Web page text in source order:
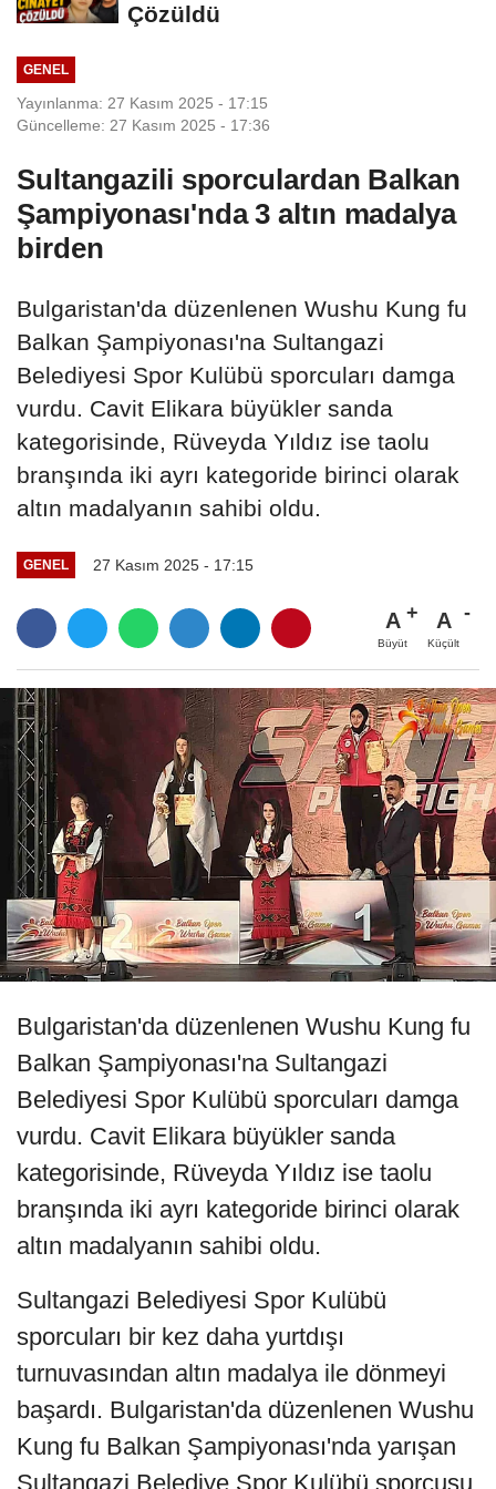
Çözüldü
GENEL
Yayınlanma: 27 Kasım 2025 - 17:15
Güncelleme: 27 Kasım 2025 - 17:36
Sultangazili sporculardan Balkan
Şampiyonası'nda 3 altın madalya
birden
Bulgaristan'da düzenlenen Wushu Kung fu
Balkan Şampiyonası'na Sultangazi
Belediyesi Spor Kulübü sporcuları damga
vurdu. Cavit Elikara büyükler sanda
kategorisinde, Rüveyda Yıldız ise taolu
branşında iki ayrı kategoride birinci olarak
altın madalyanın sahibi oldu.
GENEL 27 Kasım 2025 - 17:15
A
Büyüt
A
Küçült
Bulgaristan'da düzenlenen Wushu Kung fu
Balkan Şampiyonası'na Sultangazi
Belediyesi Spor Kulübü sporcuları damga
vurdu. Cavit Elikara büyükler sanda
kategorisinde, Rüveyda Yıldız ise taolu
branşında iki ayrı kategoride birinci olarak
altın madalyanın sahibi oldu.
Sultangazi Belediyesi Spor Kulübü
sporcuları bir kez daha yurtdışı
turnuvasından altın madalya ile dönmeyi
başardı. Bulgaristan'da düzenlenen Wushu
Kung fu Balkan Şampiyonası'nda yarışan
Sultangazi Belediye Spor Kulübü sporcusu